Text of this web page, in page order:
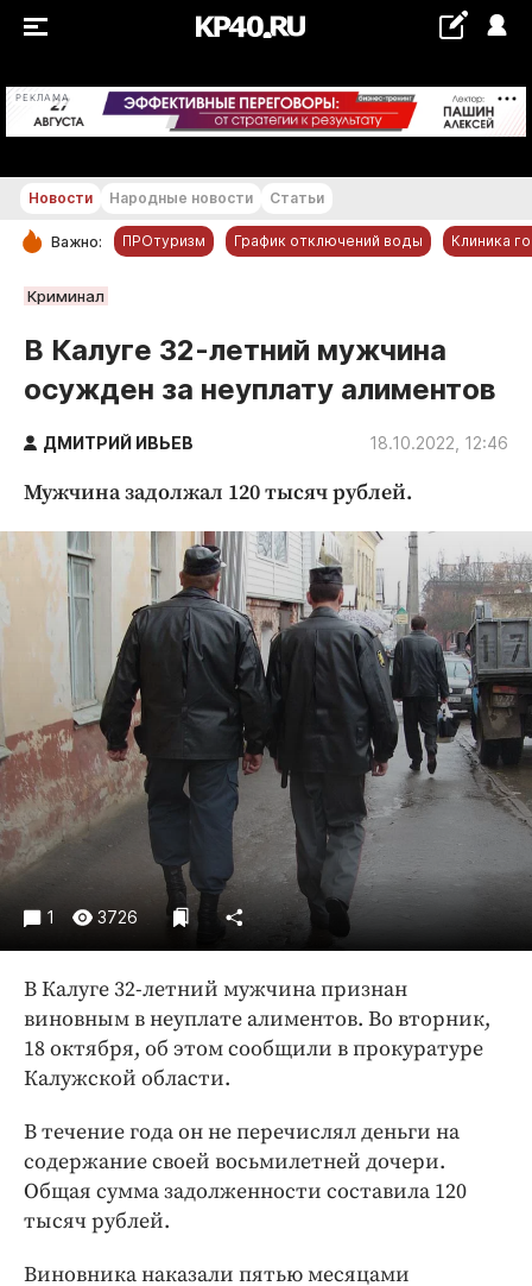
РЕКЛАМА +17...+18 °С
РУБРИКИ
Новости компаний
Статьи
Народные новости
Криминал
Культура
Недвижимость и ЖКХ
Образование
Общество
Погода
Праздники
Происшествия
Спорт
Экономика и бизнес
ПРОЕКТЫ
Издания
Медиаперсона
Интересное чтиво
Бренд года
Новости Народные новости Статьи
Важно: ПРОтуризм График отключений воды Клиника
Криминал
В Калуге 32-летний мужчина
осужден за неуплату алиментов
ДМИТРИЙ ИВЬЕВ 18.10.2022, 12:46
Мужчина задолжал 120 тысяч рублей.
1 3726
В Калуге 32-летний мужчина признан
виновным в неуплате алиментов. Во вторник,
18 октября, об этом сообщили в прокуратуре
Калужской области.
В течение года он не перечислял деньги на
содержание своей восьмилетней дочери.
Общая сумма задолженности составила 120
тысяч рублей.
Виновника наказали пятью месяцами